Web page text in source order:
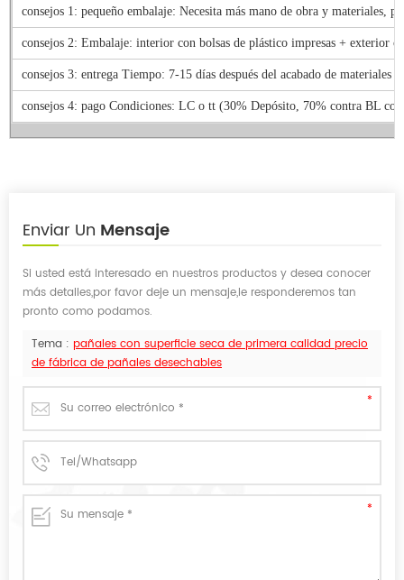
consejos 1: pequeño embalaje: Necesita más mano de obra y materiales,
consejos 2: Embalaje: interior con bolsas de plástico impresas + exterior
consejos 3: entrega Tiempo: 7-15 días después del acabado de materiales
consejos 4: pago Condiciones: LC o tt (30% Depósito, 70% contra BL
Enviar Un Mensaje
Si usted está interesado en nuestros productos y desea conocer
más detalles,por favor deje un mensaje,le responderemos tan
pronto como podamos.
Tema : pañales con superficie seca de primera calidad precio
de fábrica de pañales desechables